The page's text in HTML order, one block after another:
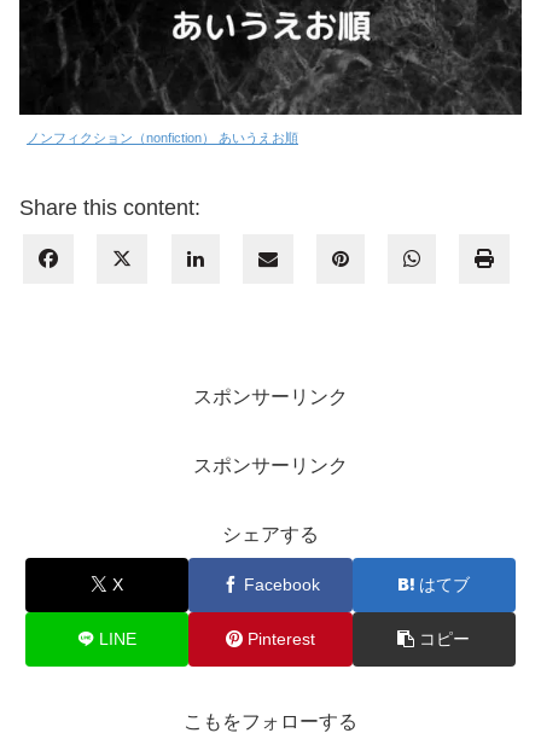
ノンフィクション（nonfiction） あいうえお順
Share this content:
スポンサーリンク
スポンサーリンク
シェアする
X Facebook はてブ
LINE Pinterest コピー
こもをフォローする